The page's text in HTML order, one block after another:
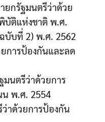
ยกรัฐมนตรีว่าด้วย
บัติแห่งชาติ พ.ศ.
บับที่ 2) พ.ศ. 2562
การป้องกันและลด
นตรีว่าด้วยการ
พ.ศ. 2554
าด้วยการป้องกัน